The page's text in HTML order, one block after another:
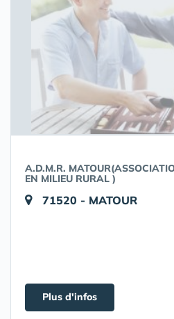
A.D.M.R.
EN MILIEU RURAL )
71520 - MATOUR
Plus d'infos